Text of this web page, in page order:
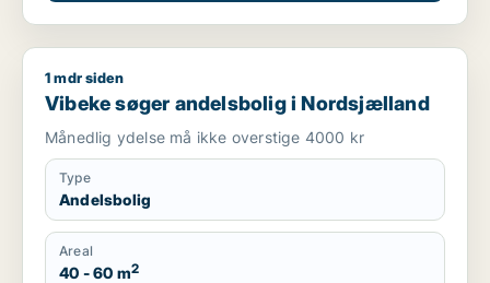
Vibeke søger andelsbolig i Nordsjælland
1 mdr siden
Vibeke søger andelsbolig i Nordsjælland
Månedlig ydelse må ikke overstige 4000 kr
Type
Andelsbolig
Areal
40 - 60 m2